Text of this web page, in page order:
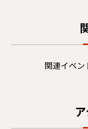
関連イベン